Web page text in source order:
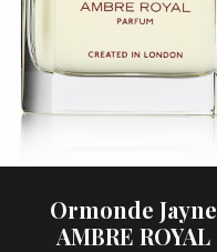
Ormonde Jayne
AMBRE ROYAL